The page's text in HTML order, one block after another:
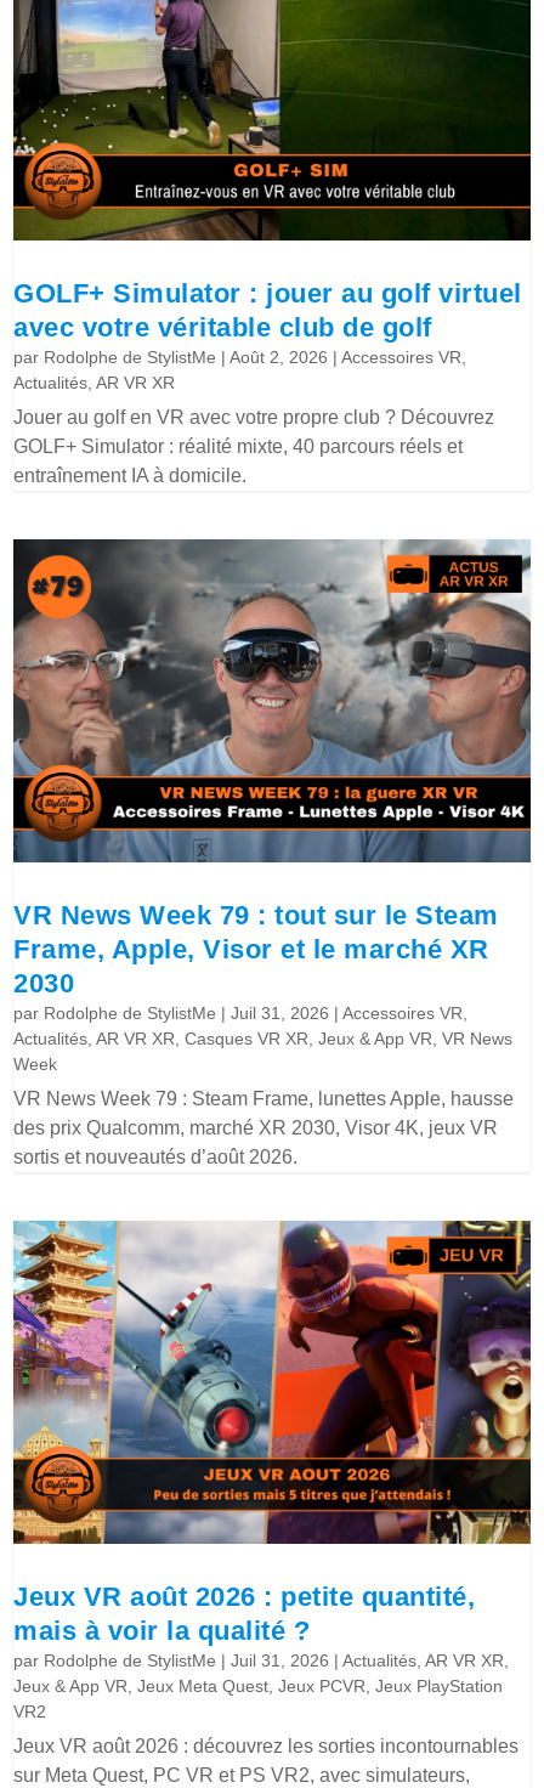
GOLF+ Simulator : jouer au golf virtuel
avec votre véritable club de golf
par Rodolphe de StylistMe |Août 2, 2026 |Accessoires VR,
Actualités,AR VR XR
Jouer au golf en VR avec votre propre club ? Découvrez
GOLF+ Simulator : réalité mixte, 40 parcours réels et
entraînement IA à domicile.
VR News Week 79 : tout sur le Steam
Frame, Apple, Visor et le marché XR
2030
par Rodolphe de StylistMe |Juil 31, 2026 |Accessoires VR,
Actualités,AR VR XR,Casques VR XR,Jeux & App VR,VR News
Week
VR News Week 79 : Steam Frame, lunettes Apple, hausse
des prix Qualcomm, marché XR 2030, Visor 4K, jeux VR
sortis et nouveautés d’août 2026.
Jeux VR août 2026 : petite quantité,
mais à voir la qualité ?
par Rodolphe de StylistMe |Juil 31, 2026 |Actualités,AR VR XR,
Jeux & App VR,Jeux Meta Quest,Jeux PCVR,Jeux PlayStation
VR2
Jeux VR août 2026 : découvrez les sorties incontournables
sur Meta Quest, PC VR et PS VR2, avec simulateurs,